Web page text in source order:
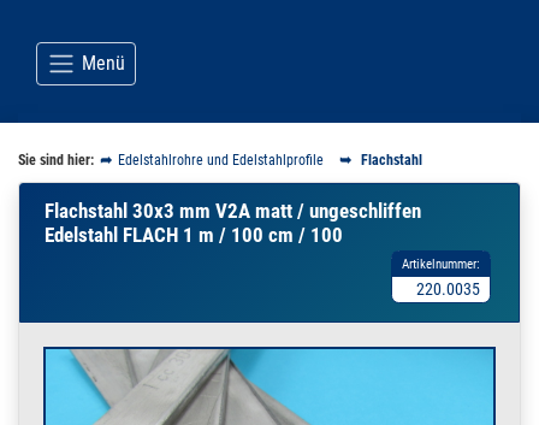
Menü
Sie sind hier: Edelstahlrohre und Edelstahlprofile Flachstahl
Flachstahl 30x3 mm V2A matt / ungeschliffen
Edelstahl FLACH 1 m / 100 cm / 100
Artikelnummer:
220.0035